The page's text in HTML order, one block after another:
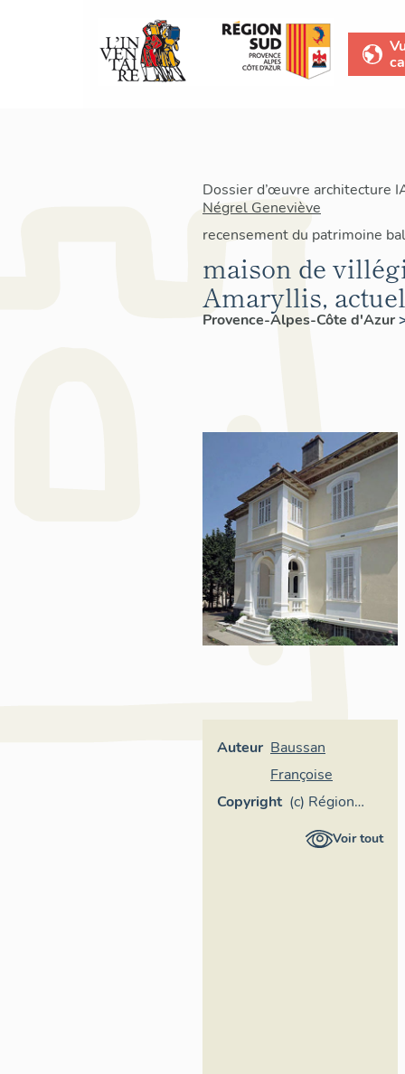
Dossier d’œuvre architecture
Négrel Geneviève
recensement du patrimoine
maison de
Amaryllis,
Provence-Alpes-Côte d'Azur
Auteur Baussan
Françoise
Copyright (c) Région
Provence-Voir tout